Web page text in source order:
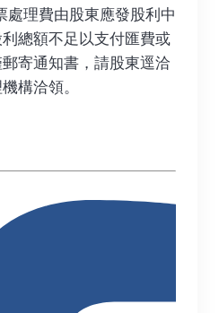
處理費由股東應發股利中
總額不足以支付匯費或
寄通知書，請股東逕洽
構洽領。